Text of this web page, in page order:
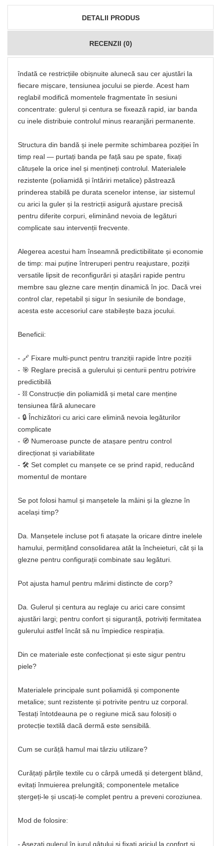
DETALII PRODUS
RECENZII (0)
îndată ce restricțiile obișnuite alunecă sau cer ajustări la
fiecare mișcare, tensiunea jocului se pierde. Acest ham
reglabil modifică momentele fragmentate în sesiuni
concentrate: gulerul și centura se fixează rapid, iar banda
cu inele distribuie controlul minus rearanjări permanente.
Structura din bandă și inele permite schimbarea poziției în
timp real — purtați banda pe față sau pe spate, fixați
cătușele la orice inel și mențineți controlul. Materialele
rezistente (poliamidă și întăriri metalice) păstrează
prinderea stabilă pe durata scenelor intense, iar sistemul
cu arici la guler și la restricții asigură ajustare precisă
pentru diferite corpuri, eliminând nevoia de legături
complicate sau intervenții frecvente.
Alegerea acestui ham înseamnă predictibilitate și economie
de timp: mai puține întreruperi pentru reajustare, poziții
versatile lipsit de reconfigurări și atașări rapide pentru
membre sau glezne care mențin dinamică în joc. Dacă vrei
control clar, repetabil și sigur în sesiunile de bondage,
acesta este accesoriul care stabilește baza jocului.
Beneficii:
- 🔗 Fixare multi‑punct pentru tranziții rapide între poziții
- 🎯 Reglare precisă a gulerului și centurii pentru potrivire
predictibilă
- ⛓️ Construcție din poliamidă și metal care menține
tensiunea fără alunecare
- 🔒 Închizători cu arici care elimină nevoia legăturilor
complicate
- 🧭 Numeroase puncte de atașare pentru control
direcționat și variabilitate
- 🛠️ Set complet cu manșete ce se prind rapid, reducând
momentul de montare
Se pot folosi hamul și manșetele la mâini și la glezne în
același timp?
Da. Manșetele incluse pot fi atașate la oricare dintre inelele
hamului, permițând consolidarea atât la încheieturi, cât și la
glezne pentru configurații combinate sau legături.
Pot ajusta hamul pentru mărimi distincte de corp?
Da. Gulerul și centura au reglaje cu arici care consimt
ajustări largi; pentru confort și siguranță, potriviți fermitatea
gulerului astfel încât să nu împiedice respirația.
Din ce materiale este confecționat și este sigur pentru
piele?
Materialele principale sunt poliamidă și componente
metalice; sunt rezistente și potrivite pentru uz corporal.
Testați întotdeauna pe o regiune mică sau folosiți o
protecție textilă dacă dermă este sensibilă.
Cum se curăță hamul mai târziu utilizare?
Curățați părțile textile cu o cârpă umedă și detergent blând,
evitați înmuierea prelungită; componentele metalice
ștergeți‑le și uscați‑le complet pentru a preveni coroziunea.
Mod de folosire:
- Așezați gulerul în jurul gâtului și fixați ariciul la confort și